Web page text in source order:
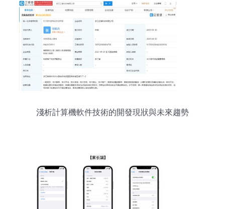
淺析計算機軟件技術的開發現狀與未來趨勢